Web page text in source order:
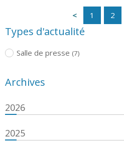
1 2
Types d'actualité
Salle de presse (7)
Archives
2026
2025